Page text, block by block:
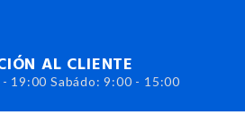
AL CLIENTE
19:00 Sabádo: 9:00 - 15:00